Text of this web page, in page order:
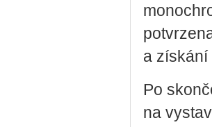
a získání
Po
na